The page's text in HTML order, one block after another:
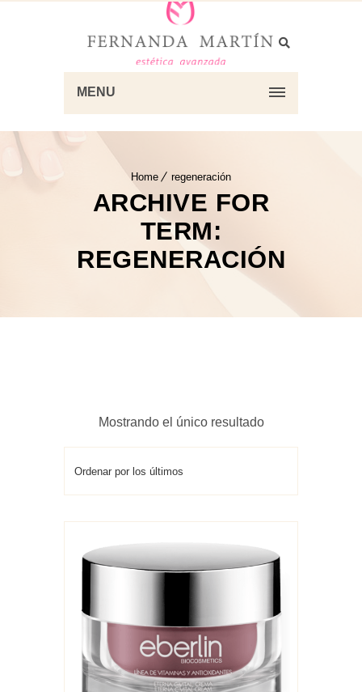
MENU
Home regeneración
ARCHIVE FOR
TERM:
REGENERACIÓN
Mostrando el único resultado